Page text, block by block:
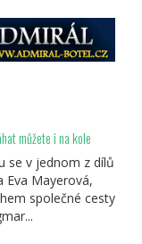
můžete i na kole
se v jednom z dílů
Eva Mayerová,
společné cesty